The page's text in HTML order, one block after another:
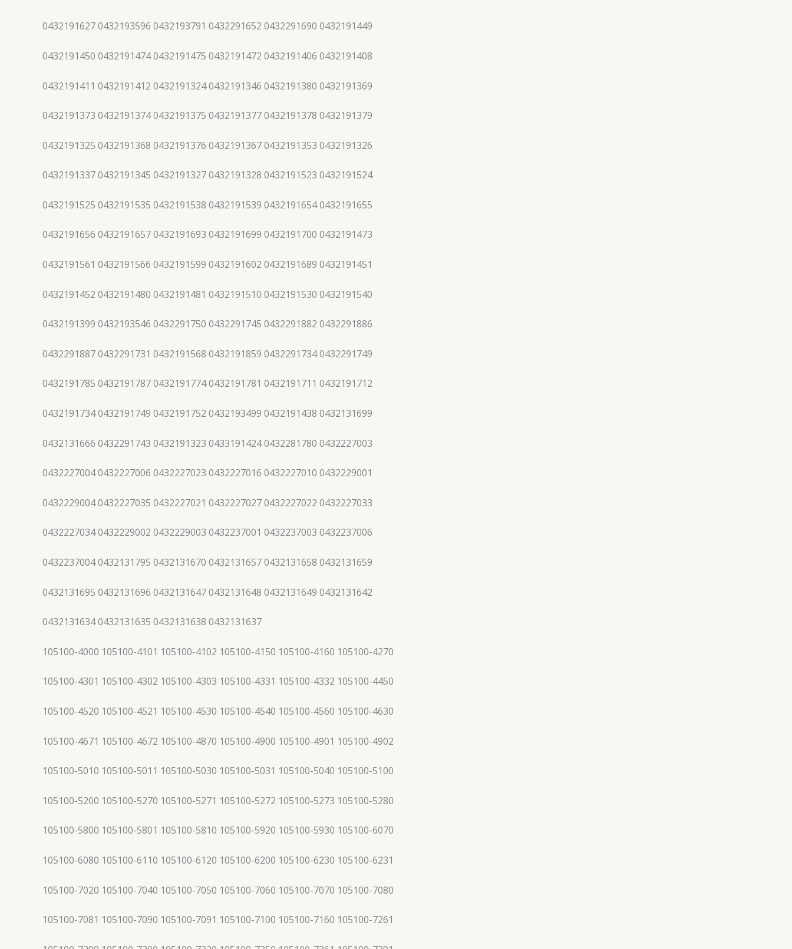
0432191627 0432193596 0432193791 0432291652 0432291690 0432191449
0432191450 0432191474 0432191475 0432191472 0432191406 0432191408
0432191411 0432191412 0432191324 0432191346 0432191380 0432191369
0432191373 0432191374 0432191375 0432191377 0432191378 0432191379
0432191325 0432191368 0432191376 0432191367 0432191353 0432191326
0432191337 0432191345 0432191327 0432191328 0432191523 0432191524
0432191525 0432191535 0432191538 0432191539 0432191654 0432191655
0432191656 0432191657 0432191693 0432191699 0432191700 0432191473
0432191561 0432191566 0432191599 0432191602 0432191689 0432191451
0432191452 0432191480 0432191481 0432191510 0432191530 0432191540
0432191399 0432193546 0432291750 0432291745 0432291882 0432291886
0432291887 0432291731 0432191568 0432191859 0432291734 0432291749
0432191785 0432191787 0432191774 0432191781 0432191711 0432191712
0432191734 0432191749 0432191752 0432193499 0432191438 0432131699
0432131666 0432291743 0432191323 0433191424 0432281780 0432227003
0432227004 0432227006 0432227023 0432227016 0432227010 0432229001
0432229004 0432227035 0432227021 0432227027 0432227022 0432227033
0432227034 0432229002 0432229003 0432237001 0432237003 0432237006
0432237004 0432131795 0432131670 0432131657 0432131658 0432131659
0432131695 0432131696 0432131647 0432131648 0432131649 0432131642
0432131634 0432131635 0432131638 0432131637
105100-4000 105100-4101 105100-4102 105100-4150 105100-4160 105100-4270
105100-4301 105100-4302 105100-4303 105100-4331 105100-4332 105100-4450
105100-4520 105100-4521 105100-4530 105100-4540 105100-4560 105100-4630
105100-4671 105100-4672 105100-4870 105100-4900 105100-4901 105100-4902
105100-5010 105100-5011 105100-5030 105100-5031 105100-5040 105100-5100
105100-5200 105100-5270 105100-5271 105100-5272 105100-5273 105100-5280
105100-5800 105100-5801 105100-5810 105100-5920 105100-5930 105100-6070
105100-6080 105100-6110 105100-6120 105100-6200 105100-6230 105100-6231
105100-7020 105100-7040 105100-7050 105100-7060 105100-7070 105100-7080
105100-7081 105100-7090 105100-7091 105100-7100 105100-7160 105100-7261